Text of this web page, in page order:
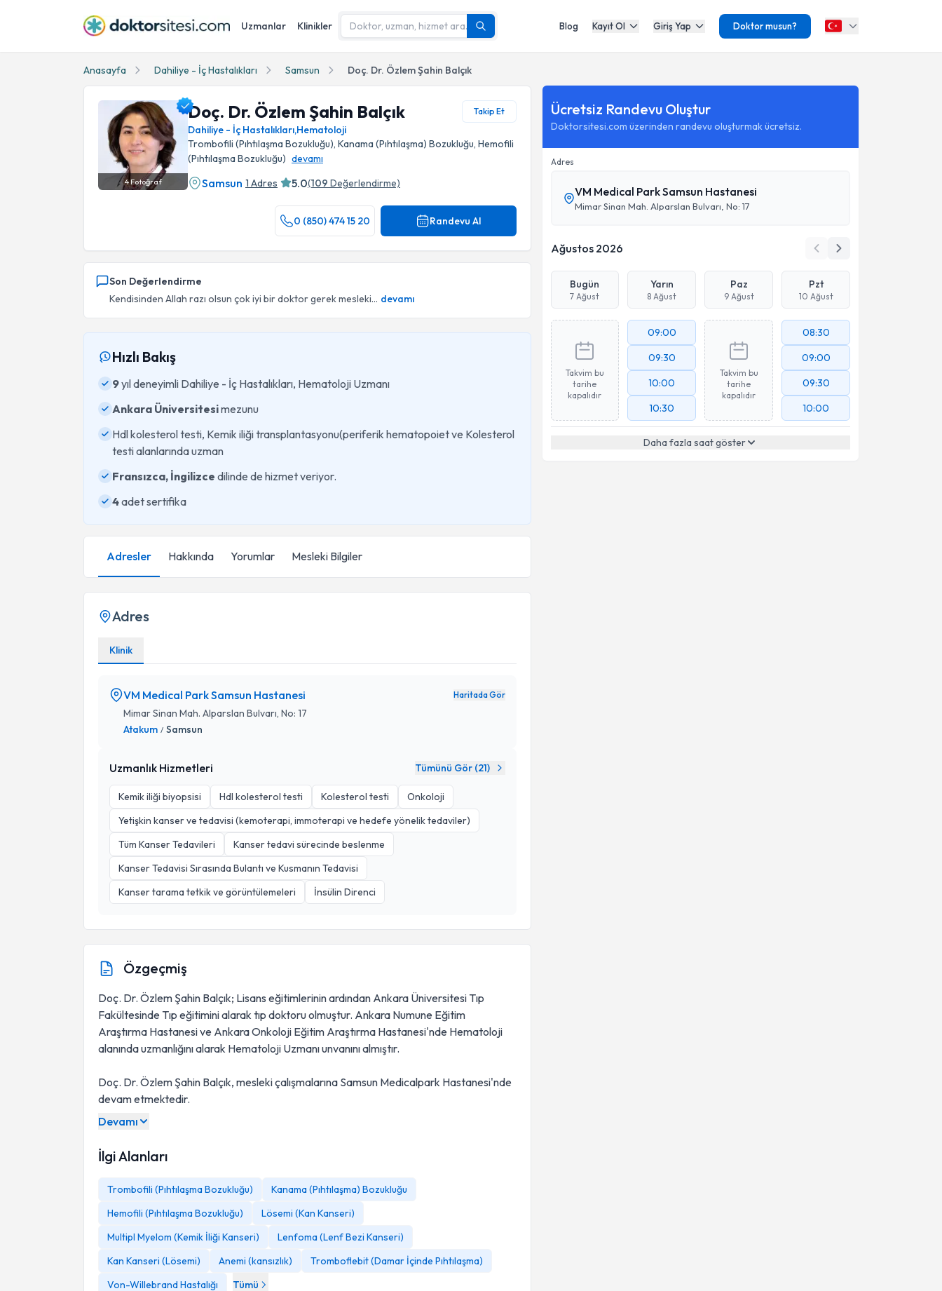
Uzmanlar Klinikler Blog Kayıt Ol Giriş Yap Doktor musun?
Anasayfa Dahiliye - İç Hastalıkları Samsun Doç. Dr. Özlem Şahin Balçık
4Fotoğraf
Doç. Dr. Özlem Şahin Balçık Takip Et
Dahiliye - İç Hastalıkları,Hematoloji
Trombofili (Pıhtılaşma Bozukluğu), Kanama (Pıhtılaşma) Bozukluğu, Hemofili
(Pıhtılaşma Bozukluğu) devamı
Samsun 1 Adres 5.0(109 Değerlendirme)
0 (850) 474 15 20 Randevu Al
Son Değerlendirme
Kendisinden Allah razı olsun çok iyi bir doktor gerek mesleki... devamı
Hızlı Bakış
9yıl deneyimli Dahiliye - İç Hastalıkları, Hematoloji Uzmanı
Ankara Üniversitesimezunu
Hdl kolesterol testi, Kemik iliği transplantasyonu(periferik hematopoiet ve Kolesterol
testi alanlarında uzman
Fransızca, İngilizce dilinde de hizmet veriyor.
4adet sertifika
Adresler Hakkında Yorumlar Mesleki Bilgiler
Adres
Klinik
VM Medical Park Samsun Hastanesi Haritada Gör
Mimar Sinan Mah. Alparslan Bulvarı, No: 17
Atakum / Samsun
Uzmanlık Hizmetleri Tümünü Gör (21)
Kemik iliği biyopsisi Hdl kolesterol testi Kolesterol testi
Onkoloji
Yetişkin kanser ve tedavisi (kemoterapi, immoterapi ve hedefe yönelik tedaviler)
Tüm Kanser Tedavileri
Kanser tedavi sürecinde beslenme
Kanser Tedavisi Sırasında Bulantı ve Kusmanın Tedavisi
Kanser tarama tetkik ve görüntülemeleri
İnsülin Direnci
Özgeçmiş
Doç. Dr. Özlem Şahin Balçık; Lisans eğitimlerinin ardından Ankara Üniversitesi Tıp
Fakültesinde Tıp eğitimini alarak tıp doktoru olmuştur. Ankara Numune Eğitim
Araştırma Hastanesi ve Ankara Onkoloji Eğitim Araştırma Hastanesi'nde Hematoloji
alanında uzmanlığını alarak Hematoloji Uzmanı unvanını almıştır.
Doç. Dr. Özlem Şahin Balçık, mesleki çalışmalarına Samsun Medicalpark Hastanesi'nde
devam etmektedir.
Devamı
İlgi Alanları
Trombofili (Pıhtılaşma Bozukluğu)
Kanama (Pıhtılaşma) Bozukluğu
Hemofili (Pıhtılaşma Bozukluğu)
Lösemi (Kan Kanseri)
Multipl Myelom (Kemik İliği Kanseri)
Lenfoma (Lenf Bezi Kanseri)
Kan Kanseri (Lösemi)
Anemi (kansızlık)
Tromboflebit (Damar İçinde Pıhtılaşma)
Von-Willebrand Hastalığı
Tümü
Ücretsiz Randevu Oluştur
Doktorsitesi.com üzerinden randevu oluşturmak ücretsiz.
Adres
VM Medical Park Samsun Hastanesi
Mimar Sinan Mah. Alparslan Bulvarı, No: 17
Ağustos 2026
Bugün
7 Ağust
Yarın
8 Ağust
Paz
9 Ağust
Pzt
10 Ağust
Takvim bu
tarihe
kapalıdır
09:00
09:30
10:00
10:30
Takvim bu
tarihe
kapalıdır
08:30
09:00
09:30
10:00
Daha fazla saat göster